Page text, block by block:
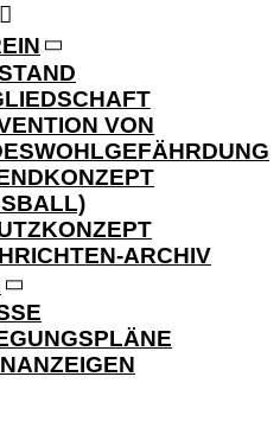
VON
ARCHIV